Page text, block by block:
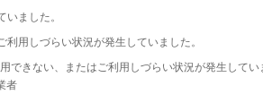
ました。
用しづらい状況が発生していました。
できない、またはご利用しづらい状況が発生してい
者